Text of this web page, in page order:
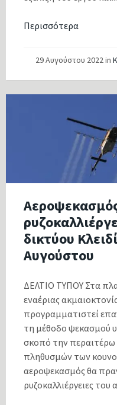
Περισσότερα
29 Αυγούστου 2022in
δικτύου
Αυγούστου
ΔΕΛΤΙΟ ΤΥΠΟΥ Στα
εναέριας
προγραμματιστεί
τη μέθοδο ψεκασμού
σκοπό την
πληθυσμών των
αεροψεκασμός θα
ρυζοκαλλιέργειες του